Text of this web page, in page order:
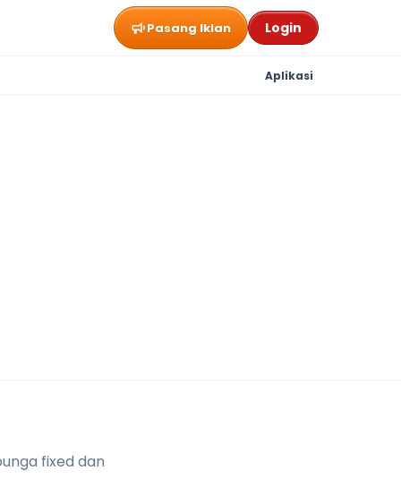
Pasang Iklan Login
Aplikasi
fixed dan